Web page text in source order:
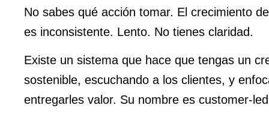
No sabes qué acción tomar. El crecimiento
es inconsistente. Lento. No tienes claridad.
Existe un sistema que hace que tengas un
sostenible, escuchando a los clientes, y
entregarles valor. Su nombre es customer-